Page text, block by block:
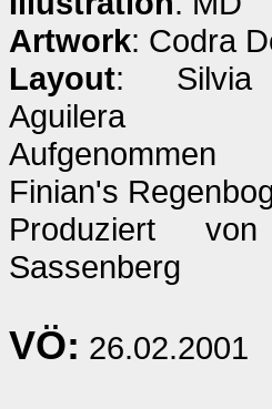
Artwork: Codra
Layout: Silvia
Aguilera
Finian's
Produziert
Sassenberg
VÖ: 26.02.2001